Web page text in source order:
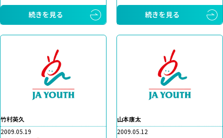
続きを見る
続きを見る
竹村英久
2009.05.19
山本康太
2009.05.12